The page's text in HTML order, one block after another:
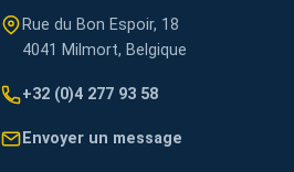
Rue du Bon Espoir, 18
4041 Milmort, Belgique
+32 (0)4 277 93 58
Envoyer un message